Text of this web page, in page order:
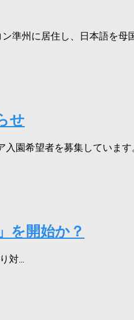
準州に居住し、日本語を母
せ
園希望者を募集しています
を開始か？
...